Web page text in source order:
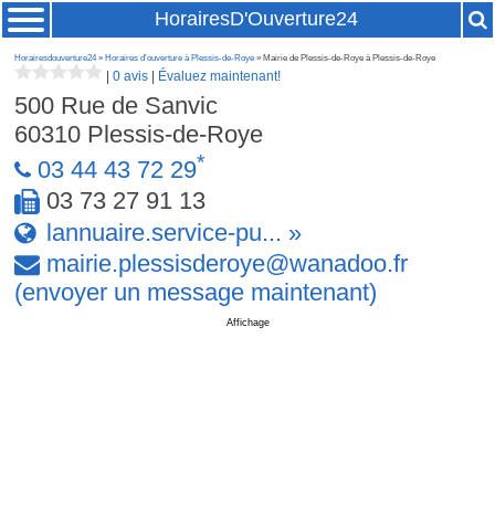
HorairesD'Ouverture24
Horairesdouverture24» Horaires d'ouverture à Plessis-de-Roye » Mairie de Plessis-de-Roye à Plessis-de-Roye
|0 avis Évaluez maintenant!
500 Rue de Sanvic
60310 Plessis-de-Roye
03 44 43 72 29*
03 73 27 91 13
lannuaire.service-pu... »
mairie.plessisderoye@wanadoo.fr
(envoyer un message maintenant)
Affichage